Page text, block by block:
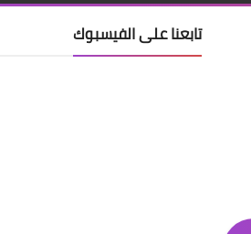
تابعنا على الفيسبوك